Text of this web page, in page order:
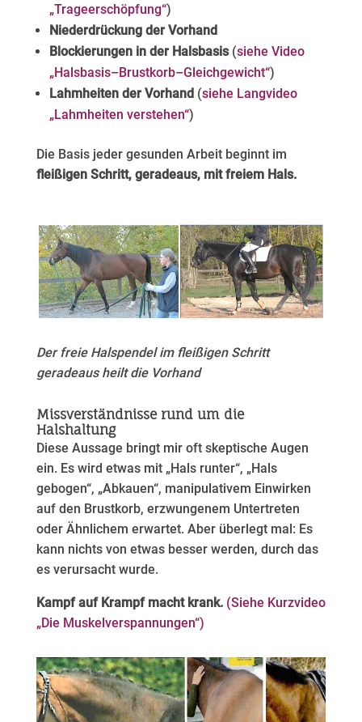
„Trageerschöpfung“)
Niederdrückung der Vorhand
Blockierungen in der Halsbasis(siehe Video
„Halsbasis–Brustkorb–Gleichgewicht“)
Lahmheiten der Vorhand(siehe Langvideo
„Lahmheiten verstehen“)
Die Basis jeder gesunden Arbeit beginnt im
fleißigen Schritt, geradeaus, mit freiem Hals.
Der freie Halspendel im fleißigen Schritt
geradeaus heilt die Vorhand
Missverständnisse rund um die
Halshaltung
Diese Aussage bringt mir oft skeptische Augen
ein. Es wird etwas mit „Hals runter“, „Hals
gebogen“, „Abkauen“, manipulativem Einwirken
auf den Brustkorb, erzwungenem Untertreten
oder Ähnlichem erwartet. Aber überlegt mal: Es
kann nichts von etwas besser werden, durch das
es verursacht wurde.
Kampf auf Krampf macht krank. (Siehe Kurzvideo
„Die Muskelverspannungen“)